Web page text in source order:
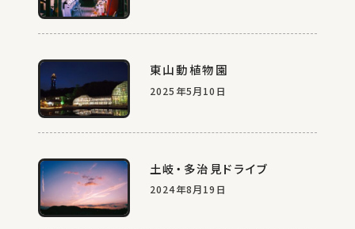
東山動植物園
2025年5月10日
土岐・多治見ドライブ
2024年8月19日